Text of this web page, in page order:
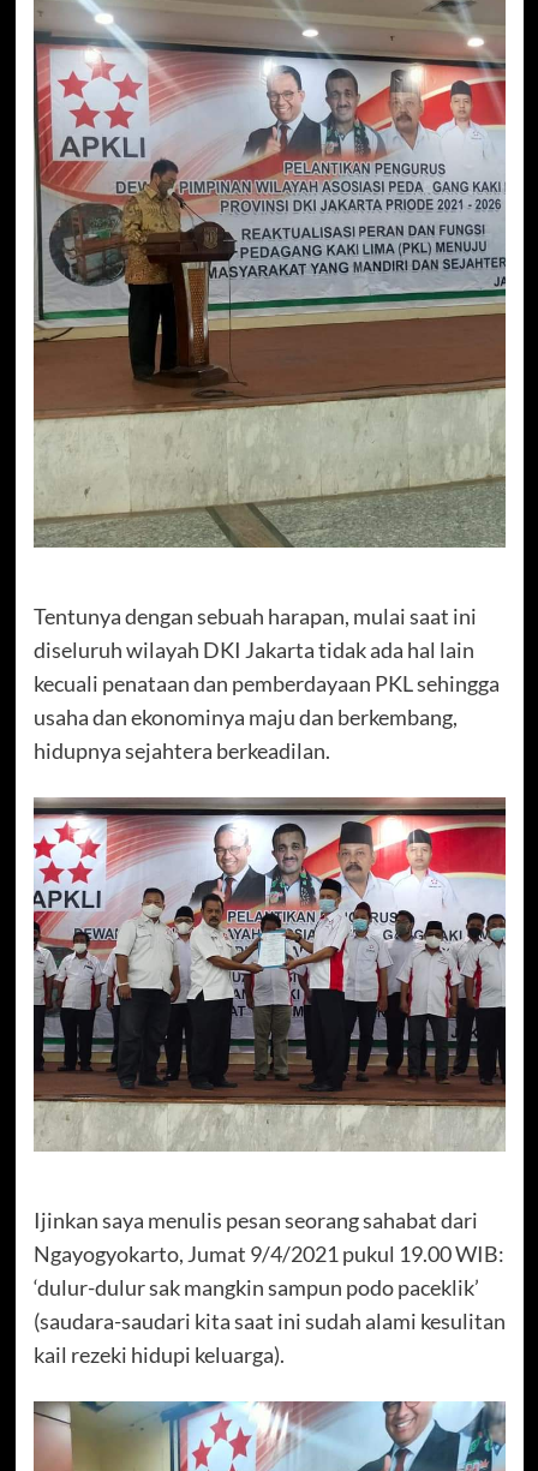
Tentunya dengan sebuah harapan, mulai saat ini
diseluruh wilayah DKI Jakarta tidak ada hal lain
kecuali penataan dan pemberdayaan PKL sehingga
usaha dan ekonominya maju dan berkembang,
hidupnya sejahtera berkeadilan.
Ijinkan saya menulis pesan seorang sahabat dari
Ngayogyokarto, Jumat 9/4/2021 pukul 19.00 WIB:
‘dulur-dulur sak mangkin sampun podo paceklik’
(saudara-saudari kita saat ini sudah alami kesulitan
kail rezeki hidupi keluarga).